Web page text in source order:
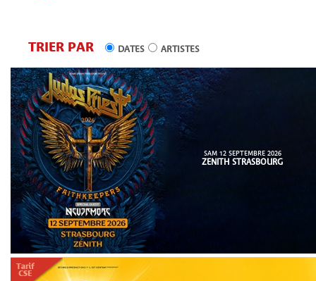
TRIER PAR DATES ARTISTES
SAM 12 SEPTEMBRE 2026
ZENITH STRASBOURG